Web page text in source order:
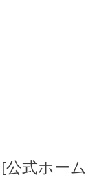
式ホーム